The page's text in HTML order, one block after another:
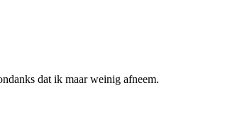
dat ik maar weinig afneem.